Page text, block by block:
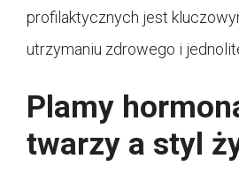
profilaktycznych jest
utrzymaniu zdrowego i
Plamy
twarzy a styl